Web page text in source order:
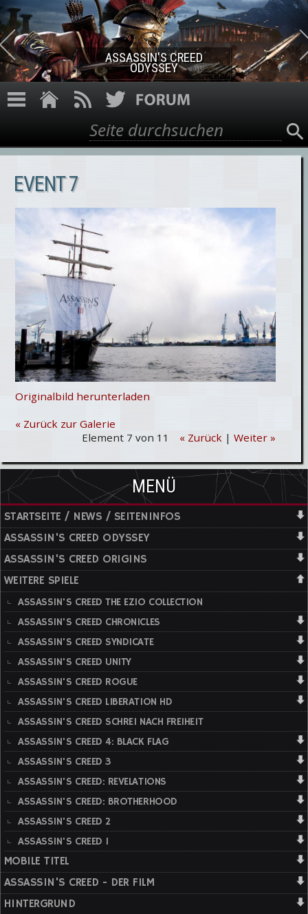
Direkt zum Inhalt
ASSASSIN'S CREED ROGUE
REMASTERED
Suchformular
Suche
EVENT 7
Originalbild herunterladen
« Zurück zur Galerie
Element 7 von 11
« Zurück | Weiter »
MENÜ
STARTSEITE / NEWS / SEITENINFOS
ASSASSIN'S CREED ODYSSEY
ASSASSIN'S CREED ORIGINS
WEITERE SPIELE
ASSASSIN'S CREED THE EZIO COLLECTION
ASSASSIN'S CREED CHRONICLES
ASSASSIN'S CREED SYNDICATE
ASSASSIN'S CREED UNITY
ASSASSIN'S CREED ROGUE
ASSASSIN'S CREED LIBERATION HD
ASSASSIN'S CREED SCHREI NACH FREIHEIT
ASSASSIN'S CREED 4: BLACK FLAG
ASSASSIN'S CREED 3
ASSASSIN'S CREED: REVELATIONS
ASSASSIN'S CREED: BROTHERHOOD
ASSASSIN'S CREED 2
ASSASSIN'S CREED 1
MOBILE TITEL
ASSASSIN'S CREED - DER FILM
HINTERGRUND